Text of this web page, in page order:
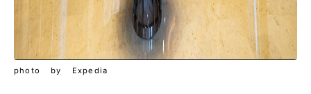
photo by Expedia